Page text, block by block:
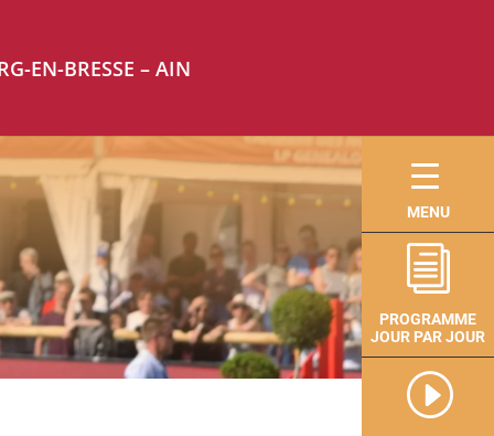
EN-BRESSE – AIN
MENU
i
PROGRAMME
JOUR PAR JOUR
I